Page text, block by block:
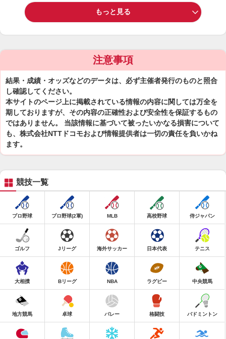
もっと見る
注意事項
結果・成績・オッズなどのデータは、必ず主催者発行のものと照合
し確認してください。
本サイトのページ上に掲載されている情報の内容に関しては万全を
期しておりますが、その内容の正確性および安全性を保証するもの
ではありません。 当該情報に基づいて被ったいかなる損害について
も、株式会社NTTドコモおよび情報提供者は一切の責任を負いかね
ます。
競技一覧
プロ野球 プロ野球(2軍) MLB 高校野球 侍ジャパン
ゴルフ Jリーグ 海外サッカー 日本代表 テニス
大相撲 Bリーグ NBA ラグビー 中央競馬
地方競馬 卓球 バレー 格闘技 バドミントン